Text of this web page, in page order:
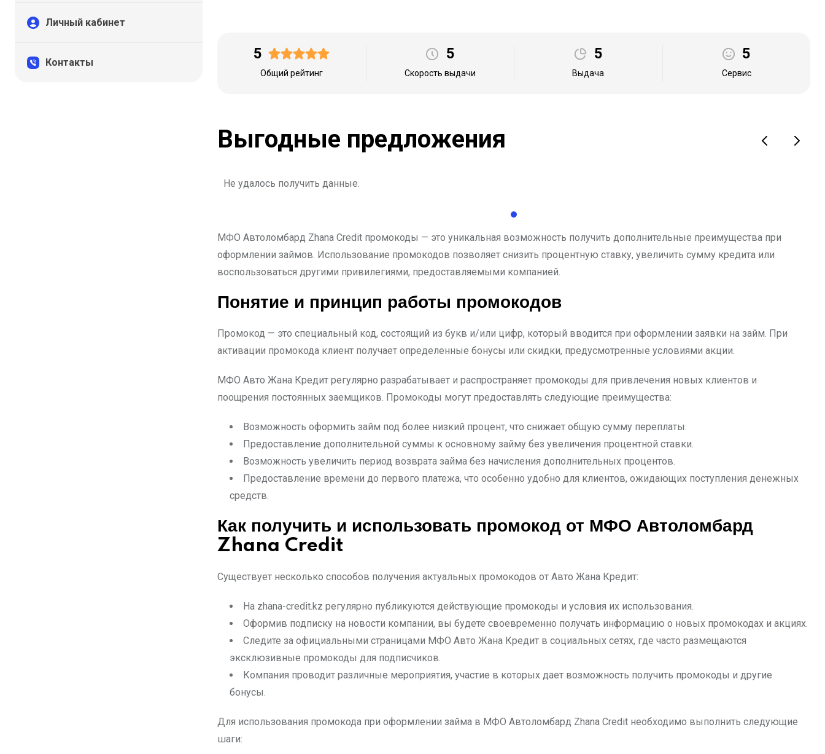
Личный кабинет
Контакты
5
Общий рейтинг
5
Скорость выдачи
5
Выдача
5
Сервис
Выгодные предложения
Не удалось получить данные.
МФО Автоломбард Zhana Credit промокоды — это уникальная возможность получить дополнительные преимущества при
оформлении займов. Использование промокодов позволяет снизить процентную ставку, увеличить сумму кредита или
воспользоваться другими привилегиями, предоставляемыми компанией.
Понятие и принцип работы промокодов
Промокод — это специальный код, состоящий из букв и/или цифр, который вводится при оформлении заявки на займ. При
активации промокода клиент получает определенные бонусы или скидки, предусмотренные условиями акции.
МФО Авто Жана Кредит регулярно разрабатывает и распространяет промокоды для привлечения новых клиентов и
поощрения постоянных заемщиков. Промокоды могут предоставлять следующие преимущества:
Возможность оформить займ под более низкий процент, что снижает общую сумму переплаты.
Предоставление дополнительной суммы к основному займу без увеличения процентной ставки.
Возможность увеличить период возврата займа без начисления дополнительных процентов.
Предоставление времени до первого платежа, что особенно удобно для клиентов, ожидающих поступления денежных
средств.
Как получить и использовать промокод от МФО Автоломбард
Zhana Credit
Существует несколько способов получения актуальных промокодов от Авто Жана Кредит:
На zhana-credit.kz регулярно публикуются действующие промокоды и условия их использования.
Оформив подписку на новости компании, вы будете своевременно получать информацию о новых промокодах и акциях.
Следите за официальными страницами МФО Авто Жана Кредит в социальных сетях, где часто размещаются
эксклюзивные промокоды для подписчиков.
Компания проводит различные мероприятия, участие в которых дает возможность получить промокоды и другие
бонусы.
Для использования промокода при оформлении займа в МФО Автоломбард Zhana Credit необходимо выполнить следующие
шаги: